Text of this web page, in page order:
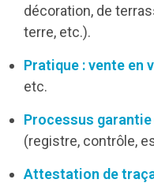
décoration, de
terre, etc.).
Pratique : vente en
etc.
Processus
(registre, contrôle,
Attestation de